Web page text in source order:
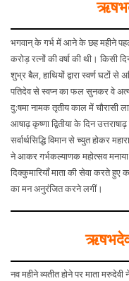
भगवान् के गर्भ में आने के छह महीने
करोड़ रत्नों की वर्षा की थी। किसी
शुभ्र बैल, हाथियों द्वारा स्वर्ण घटों से
पतिदेव से स्वप्न का फल सुनकर वे
दु:षमा नामक तृतीय काल में चौरासी
आषाढ़ कृष्णा द्वितीया के दिन
सर्वार्थसिद्धि विमान से च्युत होकर
ने आकर गर्भकल्याणक महोत्सव
दिक्कुमारियाँ माता की सेवा करते हुए
का मन अनुरंजित करने लगीं।
नव महीने व्यतीत होने पर माता